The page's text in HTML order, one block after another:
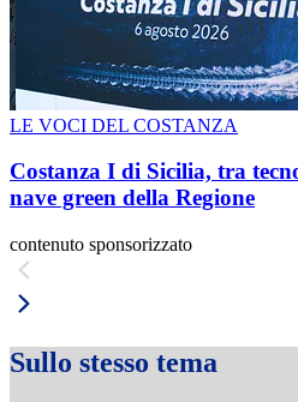
LE VOCI DEL COSTANZA
Costanza I di Sicilia, tra
nave green della Regione
contenuto sponsorizzato
Sullo stesso tema